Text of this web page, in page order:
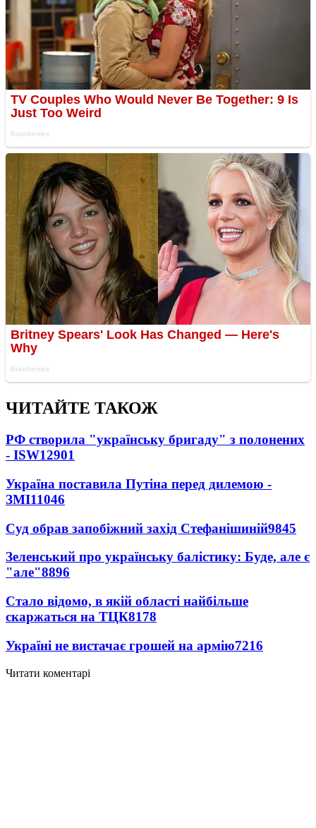
ЧИТАЙТЕ ТАКОЖ
РФ створила "українську бригаду" з полонених
- ISW12901
Україна поставила Путіна перед дилемою -
ЗМІ11046
Суд обрав запобіжний захід Стефанішиній9845
Зеленський про українську балістику: Буде, але є
"але"8896
Стало відомо, в якій області найбільше
скаржаться на ТЦК8178
Україні не вистачає грошей на армію7216
Читати коментарі